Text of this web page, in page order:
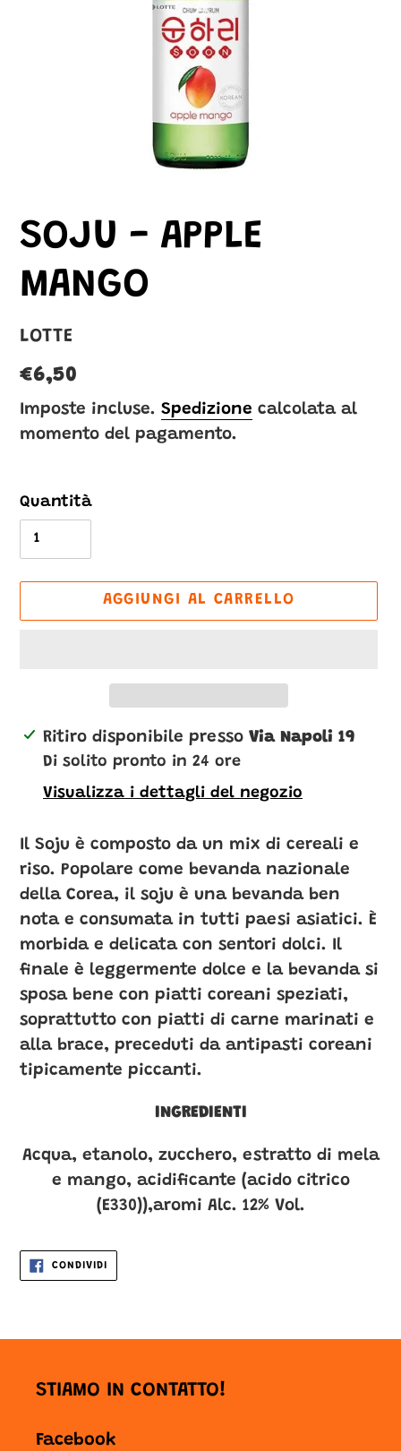
SOJU - APPLE
MANGO
VENDITORE
LOTTE
Prezzo
di
listino
€6,50
Imposte incluse. Spedizione calcolata al
momento del pagamento.
Quantità
AGGIUNGI AL CARRELLO
Inserimento
del
prodotto
carrello
Ritiro disponibile presso Via Napoli 19
Di solito pronto in 24 ore
Visualizza i dettagli del negozio
Il Soju è composto da un mix di cereali e
riso. Popolare come bevanda nazionale
della Corea, il soju è una bevanda ben
nota e consumata in tutti paesi asiatici. È
morbida e delicata con sentori dolci. Il
finale è leggermente dolce e la bevanda si
sposa bene con piatti coreani speziati,
soprattutto con piatti di carne marinati e
alla brace, preceduti da antipasti coreani
tipicamente piccanti.
INGREDIENTI
Acqua, etanolo, zucchero, estratto di mela
e mango, acidificante (acido citrico
(E330)),aromi Alc. 12% Vol.
CONDIVIDICONDIVIDI
FACEBOOK
STIAMO IN CONTATTO!
Facebook